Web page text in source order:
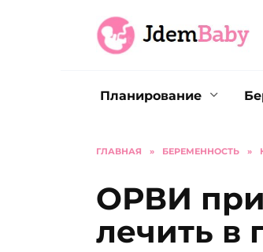
Планирование
ГЛАВНАЯ » БЕРЕМЕННОСТЬ »
ОРВИ
лечить в